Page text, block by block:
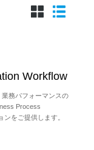
Workflow
務パフォーマンスの
Process
をご提供します。